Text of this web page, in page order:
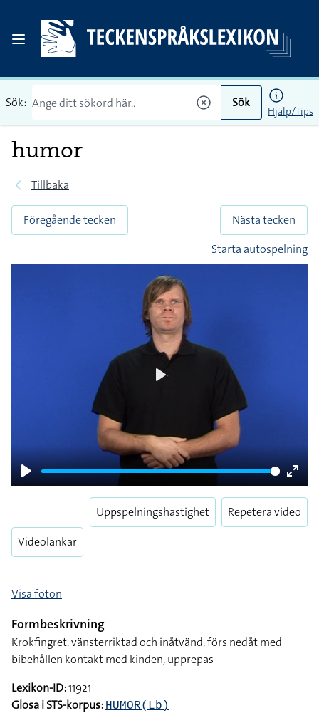
Sök: Sök
Hjälp/Tips
humor
Tillbaka
Föregående tecken
Nästa tecken
Starta autospelning
Play
Enter
Videolänkar
Uppspelningshastighet Repetera video
Visa foton
Formbeskrivning
Krokfingret, vänsterriktad och inåtvänd, förs nedåt med
bibehållen kontakt med kinden, upprepas
Lexikon-ID:11921
Glosa i STS-korpus: HUMOR(Lb)